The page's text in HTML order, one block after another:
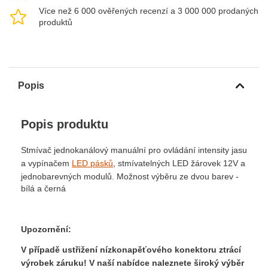
Více než 6 000 ověřených recenzí a 3 000 000 prodaných
produktů
Popis
Popis produktu
Stmívač jednokanálový manuální pro ovládání intensity jasu
a vypínačem LED pásků , stmívatelných LED žárovek 12V a
jednobarevných modulů. Možnost výběru ze dvou barev -
bílá a černá
Upozornění:
V případě ustřižení nízkonapěťového konektoru ztrácí
výrobek záruku! V naší nabídce naleznete široký výběr